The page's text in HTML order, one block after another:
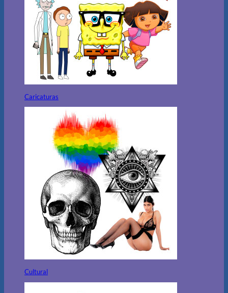
Caricaturas
Cultural